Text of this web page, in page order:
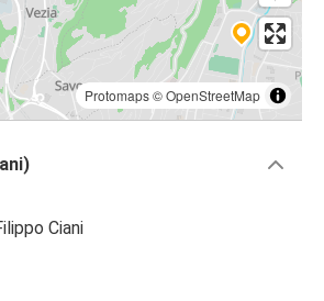
Protomaps©OpenStreetMap
Ciani